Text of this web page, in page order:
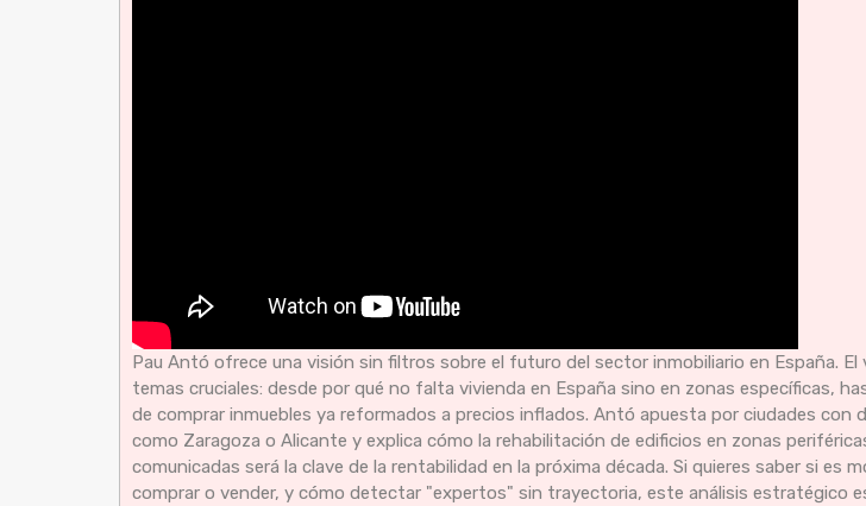
Pau Antó ofrece una visión sin filtros sobre el futuro del sector inmobiliario en España. El
temas cruciales: desde por qué no falta vivienda en España sino en zonas específicas,
de comprar inmuebles ya reformados a precios inflados. Antó apuesta por ciudades con
como Zaragoza o Alicante y explica cómo la rehabilitación de edificios en zonas
comunicadas será la clave de la rentabilidad en la próxima década. Si quieres saber si es
comprar o vender, y cómo detectar "expertos" sin trayectoria, este análisis estratégico